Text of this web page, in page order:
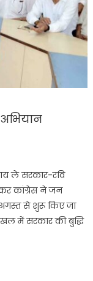
ले सरकार-रवि
लेकर कांग्रेस ने जन
से शुरू किए जा
में सरकार की बुद्धि